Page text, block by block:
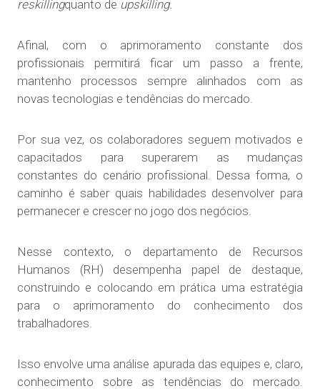
reskillingquanto de upskilling.
Afinal, com o aprimoramento constante dos
profissionais permitirá ficar um passo a frente,
mantenho processos sempre alinhados com as
novas tecnologias e tendências do mercado.
Por sua vez, os colaboradores seguem motivados e
capacitados para superarem as mudanças
constantes do cenário profissional. Dessa forma, o
caminho é saber quais habilidades desenvolver para
permanecer e crescer no jogo dos negócios.
Nesse contexto, o departamento de Recursos
Humanos (RH) desempenha papel de destaque,
construindo e colocando em prática uma estratégia
para o aprimoramento do conhecimento dos
trabalhadores.
Isso envolve uma análise apurada das equipes e, claro,
conhecimento sobre as tendências do mercado.